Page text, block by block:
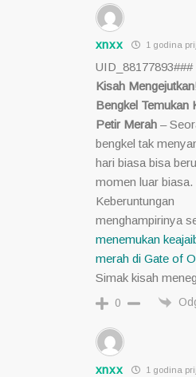
xnxx 1 godina
UID_88177893###
Kisah
Bengkel Temukan
Petir Merah–
bengkel tak
hari biasa bisa
momen luar biasa.
Keberuntungan
menghampirinya
menemukan
merah di Gate of
Simak kisah
0
xnxx 1 godina